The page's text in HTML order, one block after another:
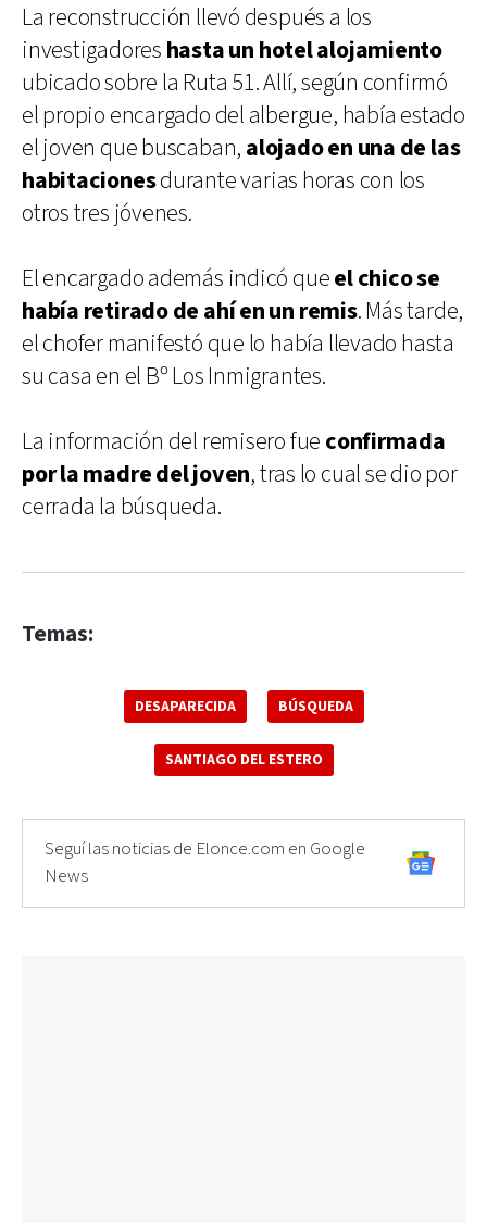
La reconstrucción llevó después a los
investigadores hasta un hotel alojamiento
ubicado sobre la Ruta 51. Allí, según confirmó
el propio encargado del albergue, había estado
el joven que buscaban, alojado en una de las
habitacionesdurante varias horas con los
otros tres jóvenes.
El encargado además indicó queel chico se
había retirado de ahí en un remis. Más tarde,
el chofer manifestó que lo había llevado hasta
su casa en el Bº Los Inmigrantes.
La información del remisero fue confirmada
por la madre del joven, tras lo cual se dio por
cerrada la búsqueda.
Temas:
DESAPARECIDA BÚSQUEDA
SANTIAGO DEL ESTERO
Seguí las noticias de Elonce.com en Google
News